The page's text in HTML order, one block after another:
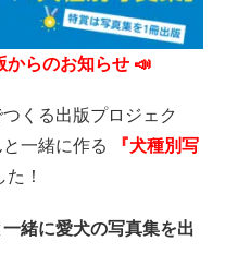
からのお知らせ 📣
くる出版プロジェク
一緒に作る
『犬種別写
！
緒に愛犬の写真集を出